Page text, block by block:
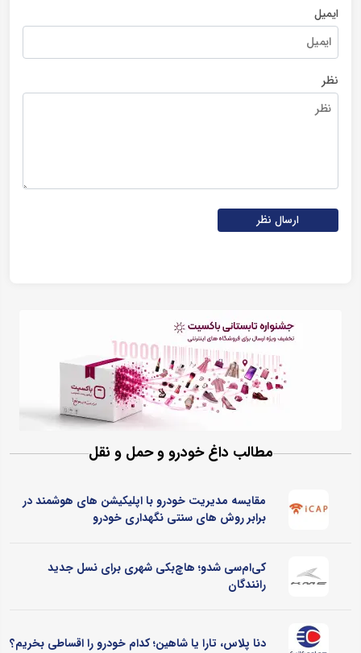
ایمیل
نظر
ارسال نظر
مطالب داغ خودرو و حمل و نقل
مقایسه مدیریت خودرو با اپلیکیشن های هوشمند در
برابر روش های سنتی نگهداری خودرو
کی‌ام‌سی شدو؛ هاچ‌بکی شهری برای نسل جدید
رانندگان
دنا پلاس، تارا یا شاهین؛ کدام خودرو را اقساطی بخریم؟